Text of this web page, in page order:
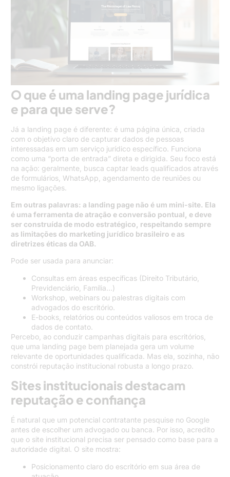
O que é uma landing page jurídica
e para que serve?
Já a landing page é diferente: é uma página única, criada
com o objetivo claro de capturar dados de pessoas
interessadas em um serviço jurídico específico. Funciona
como uma “porta de entrada” direta e dirigida. Seu foco está
na ação: geralmente, busca captar leads qualificados através
de formulários, WhatsApp, agendamento de reuniões ou
mesmo ligações.
Em outras palavras: a landing page não é um mini-site. Ela
é uma ferramenta de atração e conversão pontual, e deve
ser construída de modo estratégico, respeitando sempre
as limitações do marketing jurídico brasileiro e as
diretrizes éticas da OAB.
Pode ser usada para anunciar:
Consultas em áreas específicas (Direito Tributário,
Previdenciário, Família…)
Workshop, webinars ou palestras digitais com
advogados do escritório.
E-books, relatórios ou conteúdos valiosos em troca de
dados de contato.
Percebo, ao conduzir campanhas digitais para escritórios,
que uma landing page bem planejada gera um volume
relevante de oportunidades qualificada. Mas ela, sozinha, não
constrói reputação institucional robusta a longo prazo.
Sites institucionais destacam
reputação e confiança
É natural que um potencial contratante pesquise no Google
antes de escolher um advogado ou banca. Por isso, acredito
que o site institucional precisa ser pensado como base para a
autoridade digital. O site mostra:
Posicionamento claro do escritório em sua área de